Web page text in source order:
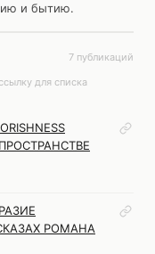
и бытию.
7 публикаций
для списка
РОМАНА